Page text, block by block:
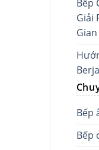
Bếp
Giải
Bếp
Bếp